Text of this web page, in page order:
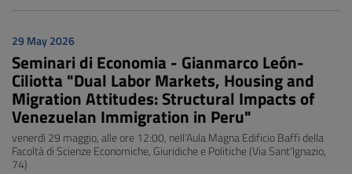
29 May 2026
Seminari di Economia - Gianmarco León-
Ciliotta "Dual Labor Markets, Housing and
Migration Attitudes: Structural Impacts of
Venezuelan Immigration in Peru"
venerdì 29 maggio, alle ore 12:00, nell’Aula Magna Edificio Baffi della
Facoltà di Scienze Economiche, Giuridiche e Politiche (Via Sant’Ignazio,
74)